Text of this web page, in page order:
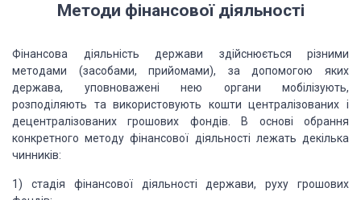
Методи фінансової діяльності
Фінансова діяльність держави здійснюється різними
методами (за­собами, прийомами), за допомогою яких
держава, уповноважені нею органи мобілізують,
розподіляють та використовують кошти центра­лізованих і
децентралізованих грошових фондів. В основі обрання
конкретного методу фінансової діяльності лежать декілька
чинників:
1) стадія фінансової діяльності держави, руху грошових